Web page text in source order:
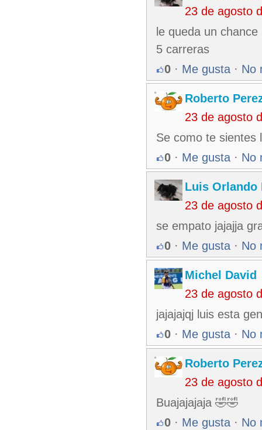
23 de agosto
le queda un
5 carreras
0 · Me gusta · No
Roberto
23 de agosto
Se como te sientes
0 · Me gusta · No
Luis Orlando
23 de agosto
se empato jajajja
0 · Me gusta · No
Michel David
23 de agosto
jajajajqj luis esta
0 · Me gusta · No
Roberto
23 de agosto
Buajajajaja 🤣🤣
0 · Me gusta · No